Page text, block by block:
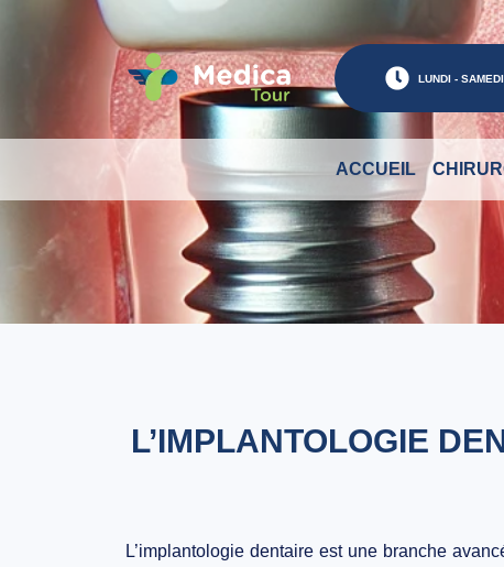
LUNDI -
ACCUEIL
L’IMPLANTOLOGIE
L’implantologie dentaire est une branche